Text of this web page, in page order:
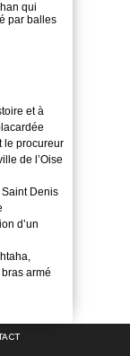
qui
par balles
et à
le procureur
de l’Oise
Denis
d’un
armé